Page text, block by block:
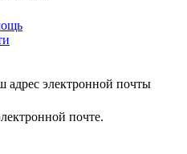
адрес электронной почты
почте.